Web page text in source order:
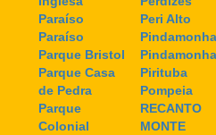
Paraíso
Paraíso
Parque Bristol
Parque Casa
de Pedra
Parque
Colonial
Peri Alto
Pirituba
Pompeia
RECANTO
MONTE